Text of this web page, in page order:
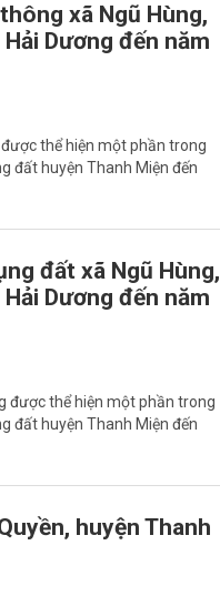
xã Ngũ Hùng,
Dương đến năm
thể hiện một phần trong
đất huyện Thanh Miện đến
đất xã Ngũ Hùng,
Dương đến năm
được thể hiện một phần trong
đất huyện Thanh Miện đến
huyện Thanh